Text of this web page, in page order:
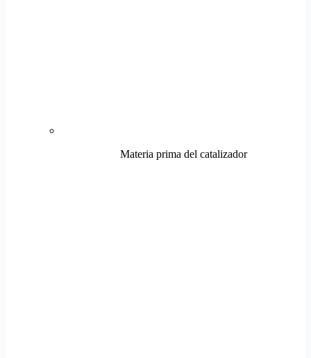
Materia prima del catalizador